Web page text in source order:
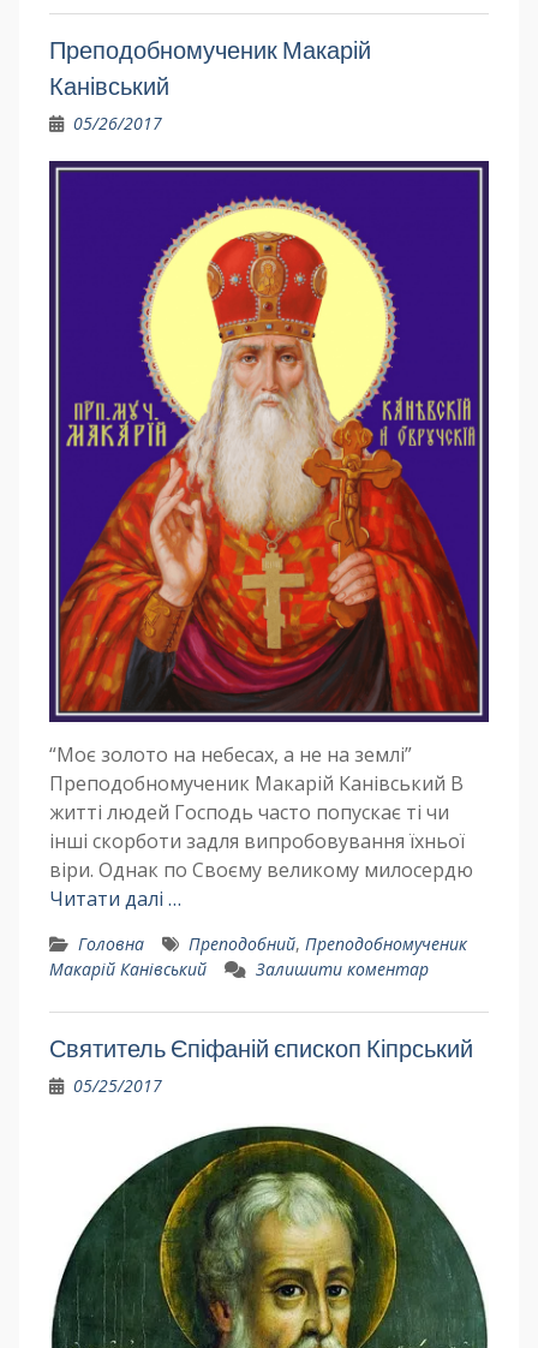
Преподобномученик Макарій
Канівський
05/26/2017
“Моє золото на небесах, а не на землі”
Преподобномученик Макарій Канівський В
житті людей Господь часто попускає ті чи
інші скорботи задля випробовування їхньої
віри. Однак по Своєму великому милосердю
Читати далі …
Головна Преподобний, Преподобномученик
Макарій Канівський
Залишити коментар
Святитель Єпіфаній єпископ Кіпрський
05/25/2017